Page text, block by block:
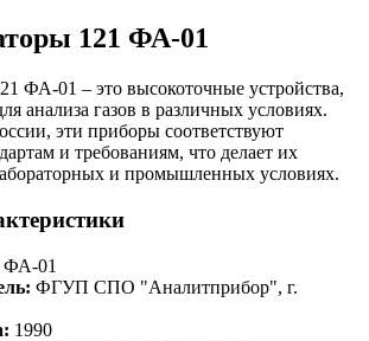
121 ФА-01
ФА-01 – это высокоточные устройства,
анализа газов в различных условиях.
эти приборы соответствуют
и требованиям, что делает их
и промышленных условиях.
ФА-01
ФГУП СПО "Аналитприбор", г.
1990